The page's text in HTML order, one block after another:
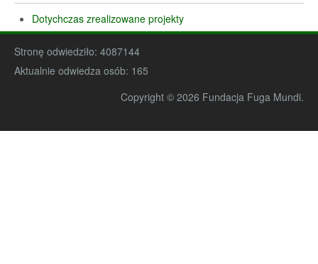
Dotychczas zrealizowane projekty
Stronę odwiedziło: 4087144
Aktualnie odwiedza osób: 165
Copyright © 2026 Fundacja Fuga Mundi.